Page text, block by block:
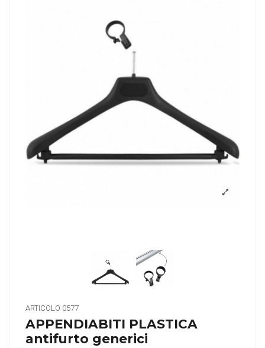
ARTICOLO 0577
APPENDIABITI PLASTICA
antifurto generici